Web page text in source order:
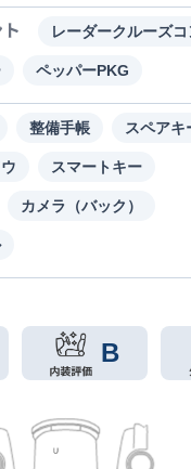
レーダークルーズ
ペッパーPKG
整備手帳 スペアキ
スマートキー
カメラ（バック）
B